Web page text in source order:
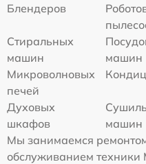
Блендеров
Стиральных
машин
машин
Микроволновых
печей
Духовых
шкафов
машин
Мы занимаемся
обслуживанием техники